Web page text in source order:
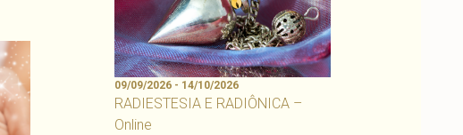
09/09/2026 - 14/10/2026
RADIESTESIA E RADIÔNICA –
Online